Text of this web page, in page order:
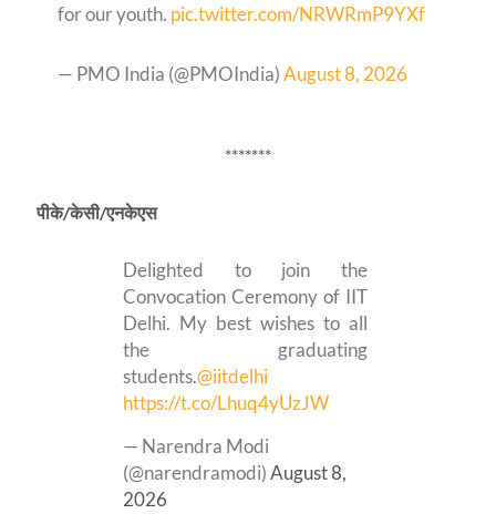
for our youth. pic.twitter.com/NRWRmP9YXf
— PMO India (@PMOIndia)August 8, 2026
*******
पीके/केसी/एनकेएस
Delighted to join the
Convocation Ceremony of IIT
Delhi. My best wishes to all
the graduating
students.@iitdelhi
https://t.co/Lhuq4yUzJW
— Narendra Modi
(@narendramodi)August 8,
2026